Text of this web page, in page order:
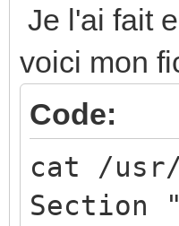
Je l'ai fait
voici mon
Code:
cat /usr/
Section